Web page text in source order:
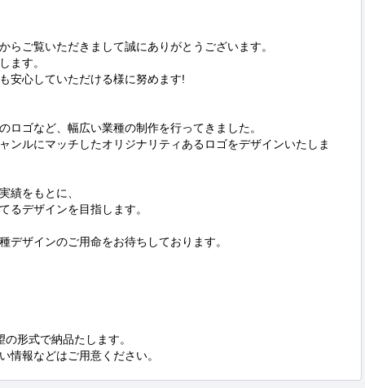
らご覧いただきまして誠にありがとうございます。
ます。
安心していただける様に努めます!
ロゴなど、幅広い業種の制作を行ってきました。
ンルにマッチしたオリジナリティあるロゴをデザインいたしま
績をもとに、
るデザインを目指します。
デザインのご用命をお待ちしております。
形式で納品たします。
情報などはご用意ください。